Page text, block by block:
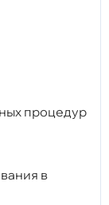
процедур
в